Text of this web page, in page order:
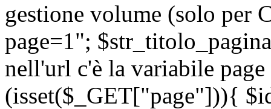
gestione volume (solo per
page=1";
nell'url c'è la variabile
(isset($_GET["page"])){